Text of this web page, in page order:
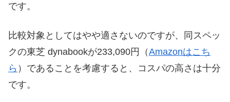
です。
比較対象としてはやや適さないのですが、同スペッ
クの東芝 dynabookが233,090円（Amazonはこち
ら ）であることを考慮すると、コスパの高さは十分
です。